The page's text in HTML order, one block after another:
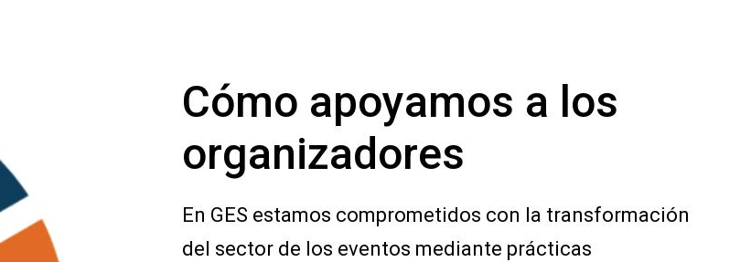
Cómo apoyamos a los
organizadores
En GES estamos comprometidos con la transformación
del sector de los eventos mediante prácticas